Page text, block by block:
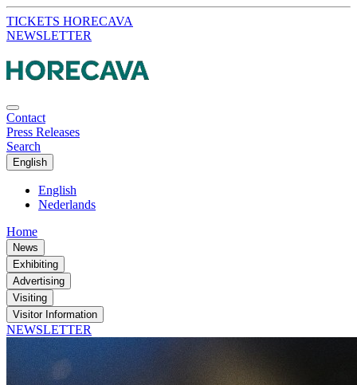
TICKETS HORECAVA
NEWSLETTER
Contact
Press Releases
Search
English
English
Nederlands
Home
News
Exhibiting
Advertising
Visiting
Visitor Information
NEWSLETTER